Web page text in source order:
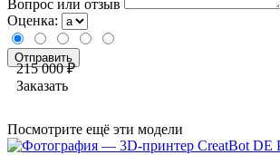
Вопрос или отзыв
Оценка:
215 000 ₽
Заказать
Посмотрите ещё эти модели